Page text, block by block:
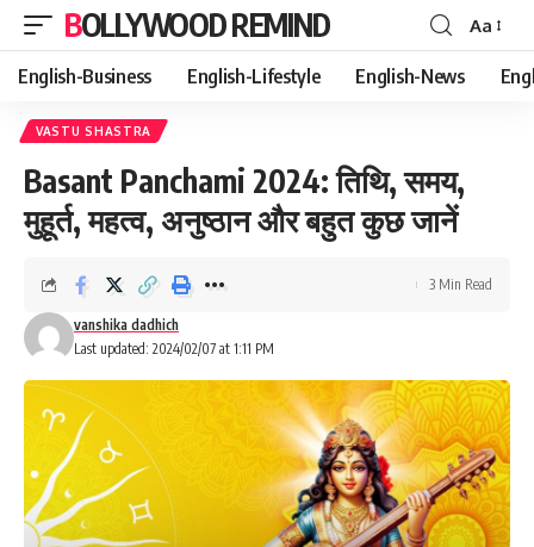
BOLLYWOOD REMIND
Font
Resizer
Aa
English-Business English-Lifestyle English-News
VASTU SHASTRA
Basant Panchami 2024: तिथि, समय,
मुहूर्त, महत्व, अनुष्ठान और बहुत कुछ जानें
Last updated: 2024/02/07 at 1:11 PM
vanshika dadhich
3 Min Read